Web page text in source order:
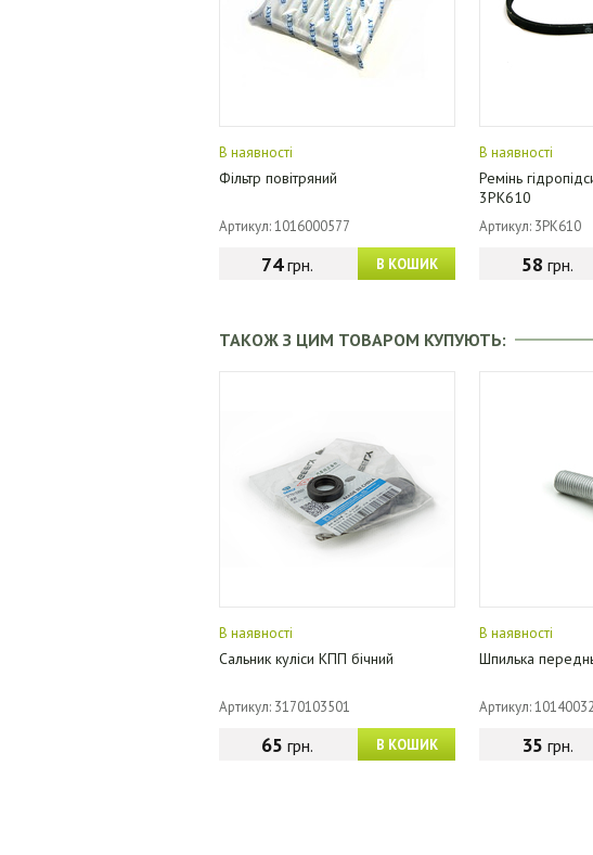
В наявності
Фільтр повітряний
Артикул: 1016000577
В КОШИК
74грн.
В наявності
Ремінь
3PK610
Артикул: 3PK610
58 грн.
ТАКОЖ З ЦИМ ТОВАРОМ КУПУЮТЬ:
В наявності
Сальник куліси КПП бічний
Артикул: 3170103501
В КОШИК
65 грн.
В наявності
Шпилька
Артикул:
35 грн.